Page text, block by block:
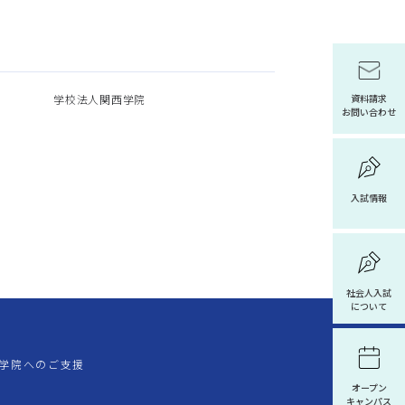
資料請求
お問い合わせ
入試情報
社会人入試
について
オープン
キャンパス
学校法人関西学院
院へのご支援